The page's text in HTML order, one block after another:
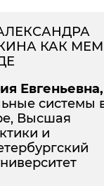
КАК МЕМ
системы
Высшая
и